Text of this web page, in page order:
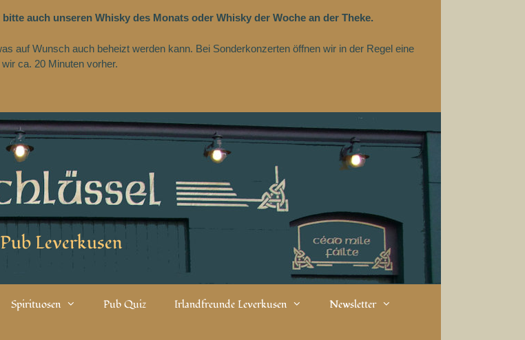
bitte auch unseren Whisky des Monats oder Whisky der Woche an der Theke.
auf Wunsch auch beheizt werden kann. Bei Sonderkonzerten öffnen wir in der Regel eine
ca. 20 Minuten vorher.
Leverkusen
Spirituosen Pub Quiz Irlandfreunde Leverkusen Newsletter